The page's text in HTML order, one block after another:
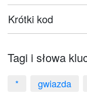
Krótki kod
Tagi i słowa
* gwiazda